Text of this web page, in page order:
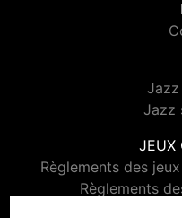
Jazz
Jazz
JEUX
Règlements des
Règlements